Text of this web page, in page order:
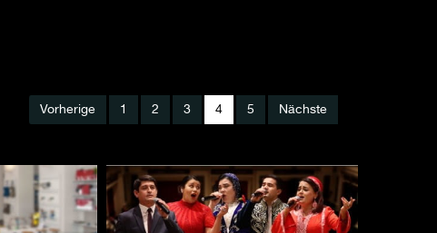
Vorherige 1 2 3 4 5 Nächste